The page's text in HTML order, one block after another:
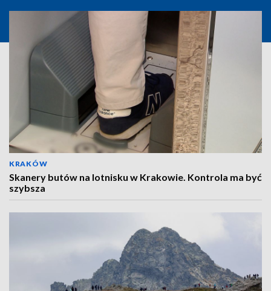
KRAKÓW
Skanery butów na lotnisku w Krakowie. Kontrola ma być
szybsza